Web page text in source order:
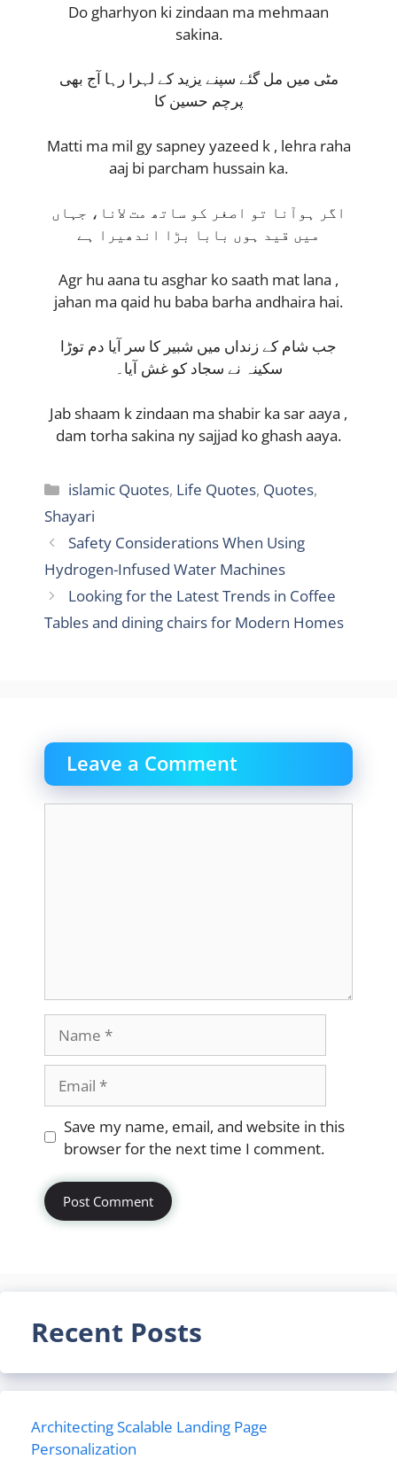
Do gharhyon ki zindaan ma mehmaan
sakina.
مٹی میں مل گئے سپنے یزید کے لہرا رہا آج بھی
پرچم حسین کا
Matti ma mil gy sapney yazeed k , lehra raha
aaj bi parcham hussain ka.
اگر ہوآنا تو اصغر کو ساتھ مت لانا، جہاں
میں قید ہوں بابا بڑا اندھیرا ہے
Agr hu aana tu asghar ko saath mat lana ,
jahan ma qaid hu baba barha andhaira hai.
جب شام کے زنداں میں شبیر کا سر آیا دم توڑا
سکینہ نے سجاد کو غش آیا۔
Jab shaam k zindaan ma shabir ka sar aaya ,
dam torha sakina ny sajjad ko ghash aaya.
Categories
islamic Quotes, Life Quotes, Quotes,
Shayari
Safety Considerations When Using
Hydrogen-Infused Water Machines
Looking for the Latest Trends in Coffee
Tables and dining chairs for Modern Homes
Leave a Comment
Website
Save my name, email, and website in this
browser for the next time I comment.
Recent Posts
Architecting Scalable Landing Page
Personalization